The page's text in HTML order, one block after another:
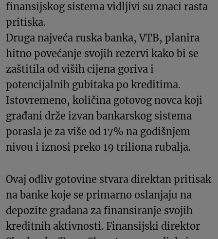
finansijskog sistema vidljivi su znaci rasta
pritiska.
Druga najveća ruska banka, VTB, planira
hitno povećanje svojih rezervi kako bi se
zaštitila od viših cijena goriva i
potencijalnih gubitaka po kreditima.
Istovremeno, količina gotovog novca koji
građani drže izvan bankarskog sistema
porasla je za više od 17% na godišnjem
nivou i iznosi preko 19 triliona rubalja.
Ovaj odliv gotovine stvara direktan pritisak
na banke koje se primarno oslanjaju na
depozite građana za finansiranje svojih
kreditnih aktivnosti. Finansijski direktor